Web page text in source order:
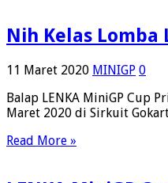
Nih Kelas Lomba
11 Maret 2020 MINIGP 0
Balap LENKA MiniGP Cup
Maret 2020 di Sirkuit
Read More »